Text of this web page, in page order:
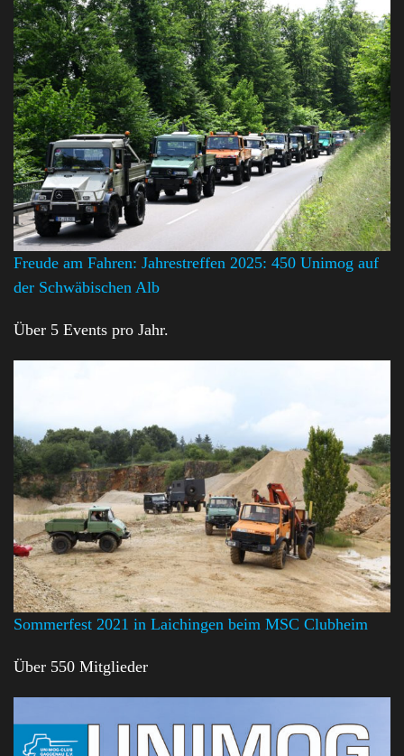
Freude am Fahren: Jahrestreffen 2025: 450 Unimog auf
der Schwäbischen Alb
Über 5 Events pro Jahr.
Sommerfest 2021 in Laichingen beim MSC Clubheim
Über 550 Mitglieder